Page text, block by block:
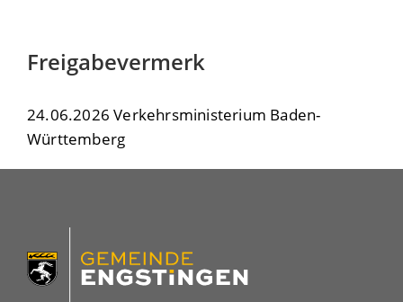
Freigabevermerk
24.06.2026 Verkehrsministerium Baden-
Württemberg